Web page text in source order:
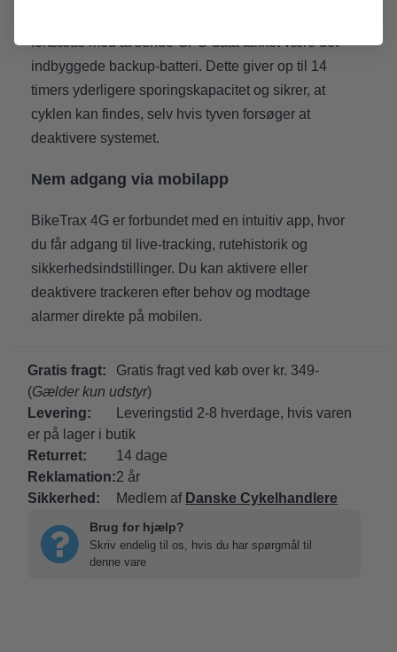
fortsætte med at sende GPS-data takket være det
indbyggede backup-batteri. Dette giver op til 14
timers yderligere sporingskapacitet og sikrer, at
cyklen kan findes, selv hvis tyven forsøger at
deaktivere systemet.
Nem adgang via mobilapp
BikeTrax 4G er forbundet med en intuitiv app, hvor
du får adgang til live-tracking, rutehistorik og
sikkerhedsindstillinger. Du kan aktivere eller
deaktivere trackeren efter behov og modtage
alarmer direkte på mobilen.
Gratis fragt:
Gratis fragt ved køb over kr. 349-
(Gælder kun udstyr)
Levering:
Leveringstid 2-8 hverdage, hvis varen
er på lager i butik
Returret:
14 dage
Reklamation:2 år
Sikkerhed:
Medlem af Danske Cykelhandlere
Brug for hjælp?
Skriv endelig til os, hvis du har spørgmål til
denne vare